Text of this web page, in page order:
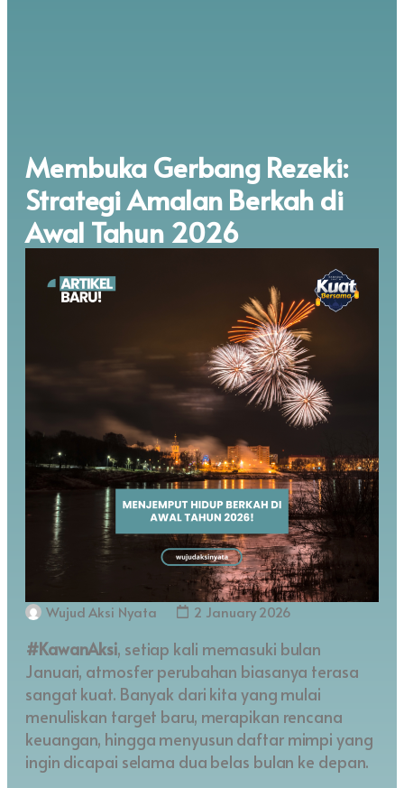
Membuka Gerbang Rezeki:
Strategi Amalan Berkah di
Awal Tahun 2026
Wujud Aksi Nyata 2 January 2026
#KawanAksi, setiap kali memasuki bulan
Januari, atmosfer perubahan biasanya terasa
sangat kuat. Banyak dari kita yang mulai
menuliskan target baru, merapikan rencana
keuangan, hingga menyusun daftar mimpi yang
ingin dicapai selama dua belas bulan ke depan.